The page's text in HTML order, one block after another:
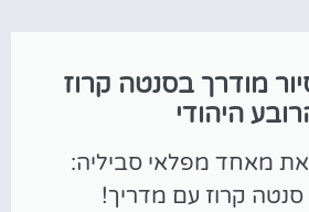
מודרך בסנטה קרוז
היהודי
מאחד מפלאי סביליה:
סנטה קרוז עם מדריך!